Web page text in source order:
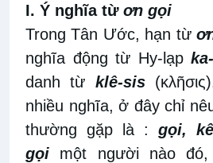
I. Ý nghĩa từ ơn gọi
Trong Tân Ước, hạn từ
nghĩa động từ Hy-lạp
danh từ klê-sis
nhiều nghĩa, ở đây chỉ
thường gặp là : gọi,
gọi một người nào